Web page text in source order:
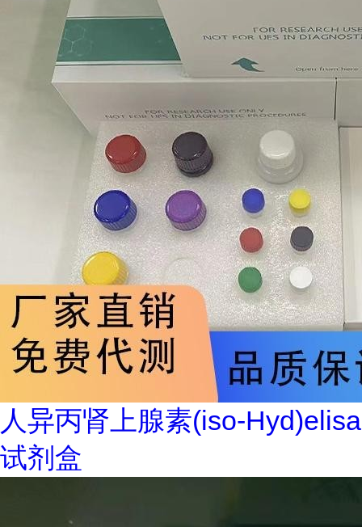
人异丙肾上腺素(iso-Hyd)elisa
试剂盒